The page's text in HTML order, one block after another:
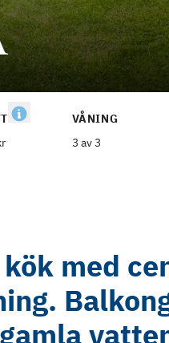
VÅNING
3 av 3
med
gamla